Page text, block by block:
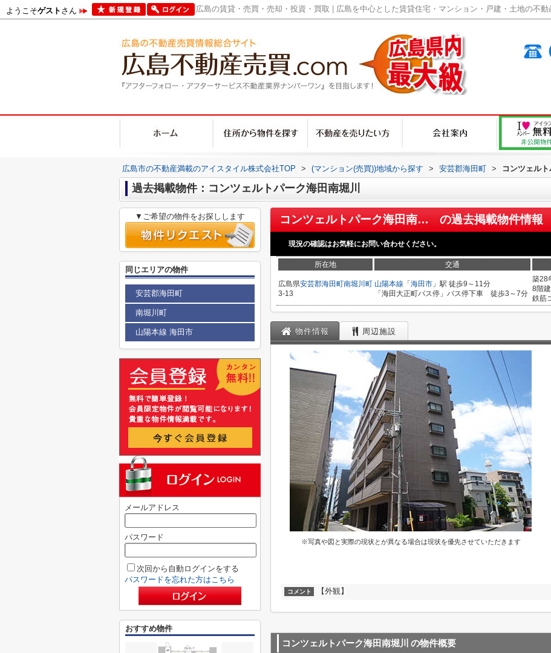
ようこそゲストさん 広島の賃貸・売買・売却・投資・買取 | 広島を中心とした賃貸住宅・マンション・戸建・土地の不
広島市の不動産満載のアイスタイル株式会社TOP > (マンション(売買))地域から探す > 安芸郡海田町 > コンツェルト
過去掲載物件：コンツェルトパーク海田南堀川
コンツェルトパーク海田南堀川 の過去掲載物件情報
現況の確認はお気軽にお問い合わせください。
所在地 交通
広島県安芸郡海田町南堀川町
3-13
山陽本線 「 海田市 」駅 徒歩9～11分
「海田大正町バス停」バス停下車 徒歩3～7分
築28
8階建
鉄筋
物件情報 周辺施設
※写真や図と実際の現状とが異なる場合は現状を優先させていただきます
コメント 【外観】
コンツェルトパーク海田南堀川 の物件概要
▼ご希望の物件をお探しします
同じエリアの物件
安芸郡海田町
南堀川町
山陽本線 海田市
メールアドレス
パスワード
次回から自動ログインをする
パスワードを忘れた方はこちら
おすすめ物件